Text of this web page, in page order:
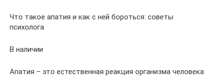
Что такое апатия и как с ней бороться: советы
психолога
В наличии
Апатия – это естественная реакция организма человека